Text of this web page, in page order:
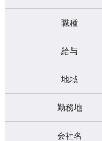
職種
給与
地域
勤務地
会社名